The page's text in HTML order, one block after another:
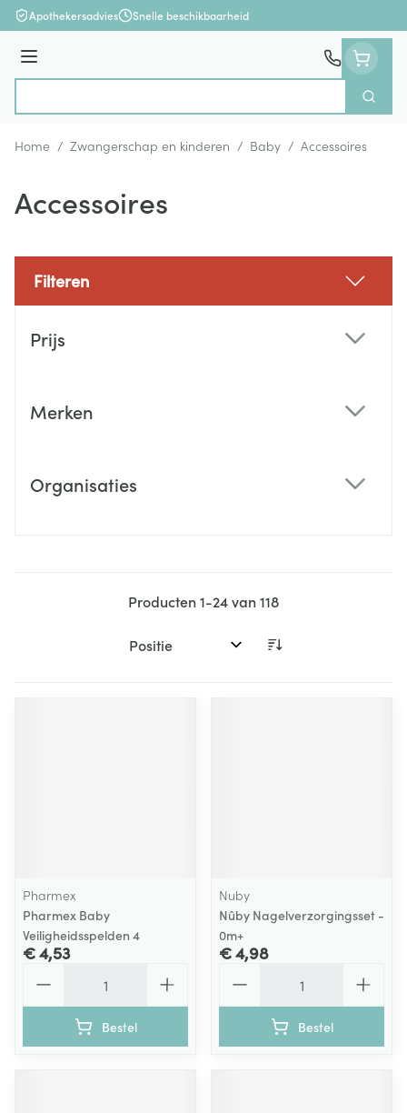
Ga naar de inhoud
Apothekersadvies Snelle beschikbaarheid
Menu
Zoek
Home / Zwangerschap en kinderen / Baby / Accessoires
Accessoires
Filteren
Prijs
Merken
Organisaties
Producten1-24van118
Sorteer op:
Pharmex
Pharmex Baby
Veiligheidsspelden 4
€ 4,53
Bestel
Nuby
Nûby Nagelverzorgingsset -
0m+
€ 4,98
Bestel